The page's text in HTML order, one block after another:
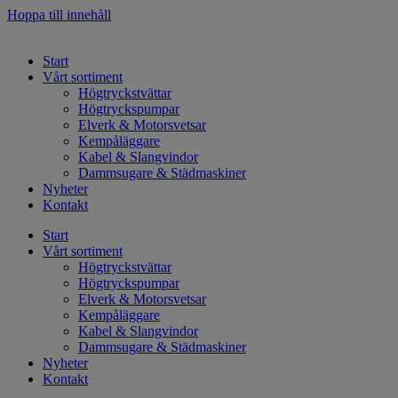
Hoppa till innehåll
Start
Vårt sortiment
Högtryckstvättar
Högtryckspumpar
Elverk & Motorsvetsar
Kempåläggare
Kabel & Slangvindor
Dammsugare & Städmaskiner
Nyheter
Kontakt
Start
Vårt sortiment
Högtryckstvättar
Högtryckspumpar
Elverk & Motorsvetsar
Kempåläggare
Kabel & Slangvindor
Dammsugare & Städmaskiner
Nyheter
Kontakt